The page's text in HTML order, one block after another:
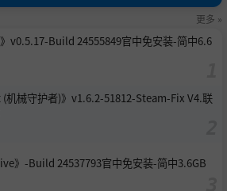
更多 »
》v0.5.17-Build 24555849官中免安装-简中6.6
(机械守护者)》v1.6.2-51812-Steam-Fix V4.联
》-Build 24537793官中免安装-简中3.6GB